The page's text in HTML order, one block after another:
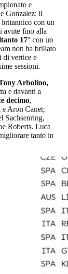
e
Gonzalez: il
con un
avute fino alla
17° con un
non ha brillato
di vertice e
sessioni.
Arbolino,
e davanti a
decimo,
Aron Canet;
Sachsenring,
Roberts. Luca
tanto in